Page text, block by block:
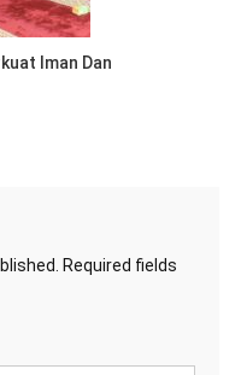
Iman Dan
Required fields